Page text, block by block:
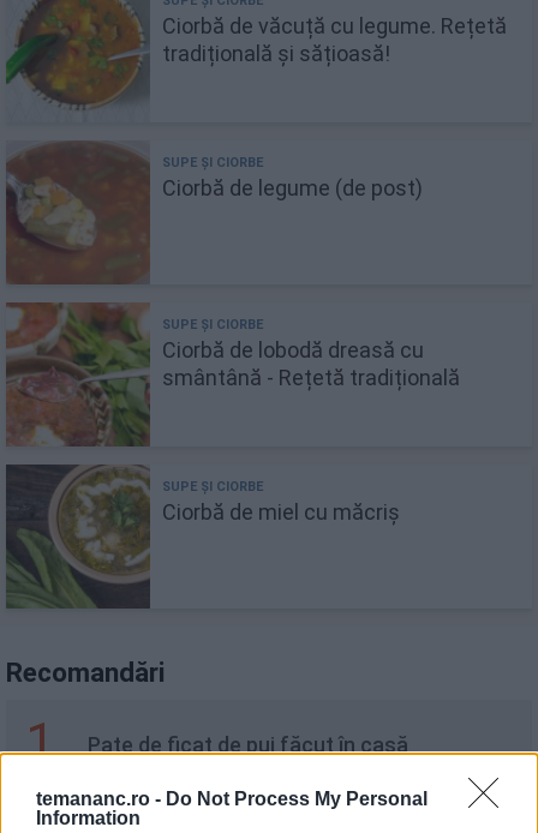
temananc.ro - Do Not Process My Personal
Information
Ciorbă de văcuță cu legume. Rețetă
tradițională și sățioasă!
Ciorbă de legume (de post)
Ciorbă de lobodă dreasă cu
smântână - Rețetă tradițională
Ciorbă de miel cu măcriș
Recomandări
1 Pate de ficat de pui făcut în casă